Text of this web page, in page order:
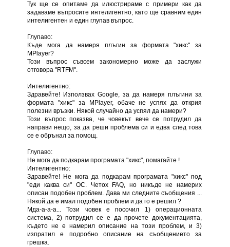
Тук ще се опитаме да илюстрираме с примери как да
задаваме въпросите интелигентно, като ще сравним един
интелигентен и един глупав въпрос.
Глупаво:
Къде мога да намеря плъгин за формата "хикс" за
MPlayer?
Този въпрос съвсем закономерно може да заслужи
отговора "RTFM".
Интелигентно:
Здравейте! Използвах Google, за да намеря плъгини за
формата "хикс" за MPlayer, обаче не успях да открия
полезни връзки. Някой случайно да успял да намери?
Този въпрос показва, че човекът вече се потрудил да
направи нещо, за да реши проблема си и едва след това
се е обрънал за помощ.
Глупаво:
Не мога да подкарам програмата "хикс", помагайте !
Интелигентно:
Здравейте! Не мога да подкарам програмата "хикс" под
"еди каква си" ОС. Четох FAQ, но никъде не намерих
описан подобен проблем. Дава ми следните съобщения ...
Някой да е имал подобен проблем и да го е решил ?
Мда-а-а-а... Този човек е посочил 1) операционната
система, 2) потрудил се е да прочете документацията,
където не е намерил описание на този проблем, и 3)
изпратил е подробно описание на съобщението за
грешка.